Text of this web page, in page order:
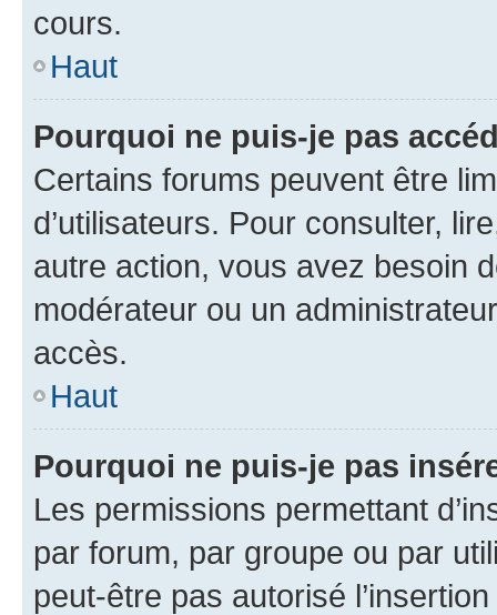
cours.
Haut
Pourquoi ne puis-je pas
Certains forums peuvent être
d’utilisateurs. Pour consulter,
autre action, vous avez besoin
modérateur ou un
accès.
Haut
Pourquoi ne puis-je pas
Les permissions permettant
par forum, par groupe ou par
peut-être pas autorisé